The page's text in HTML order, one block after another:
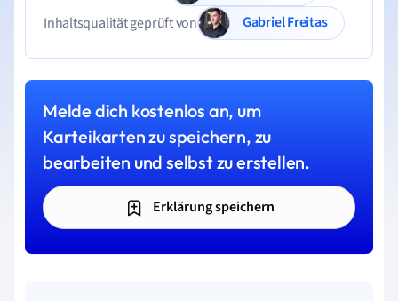
Inhaltsqualität geprüft von
Gabriel Freitas
Melde dich kostenlos an, um
Karteikarten zu speichern, zu
bearbeiten und selbst zu erstellen.
Erklärung speichern